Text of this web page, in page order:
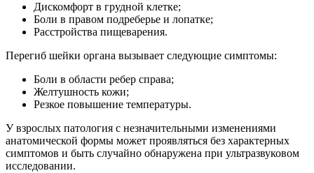
Дискомфорт в грудной клетке;
Боли в правом подреберье и лопатке;
Расстройства пищеварения.
Перегиб шейки органа вызывает следующие симптомы:
Боли в области ребер справа;
Желтушность кожи;
Резкое повышение температуры.
У взрослых патология с незначительными изменениями
анатомической формы может проявляться без характерных
симптомов и быть случайно обнаружена при ультразвуковом
исследовании.